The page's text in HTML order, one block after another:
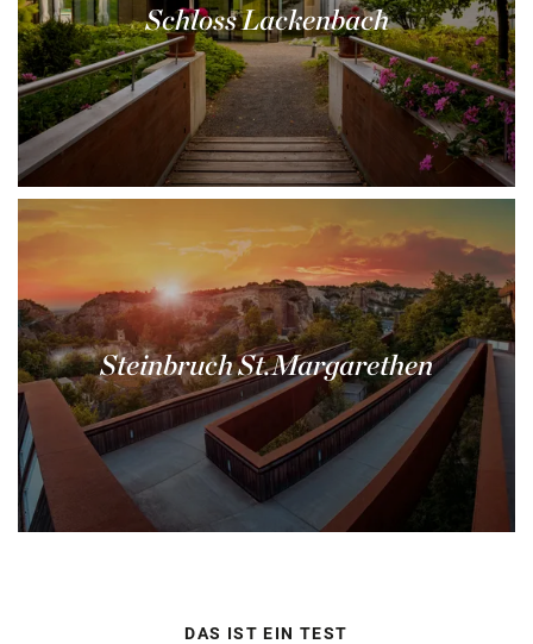
Schloss Lackenbach
Steinbruch St.Margarethen
DAS IST EIN TEST